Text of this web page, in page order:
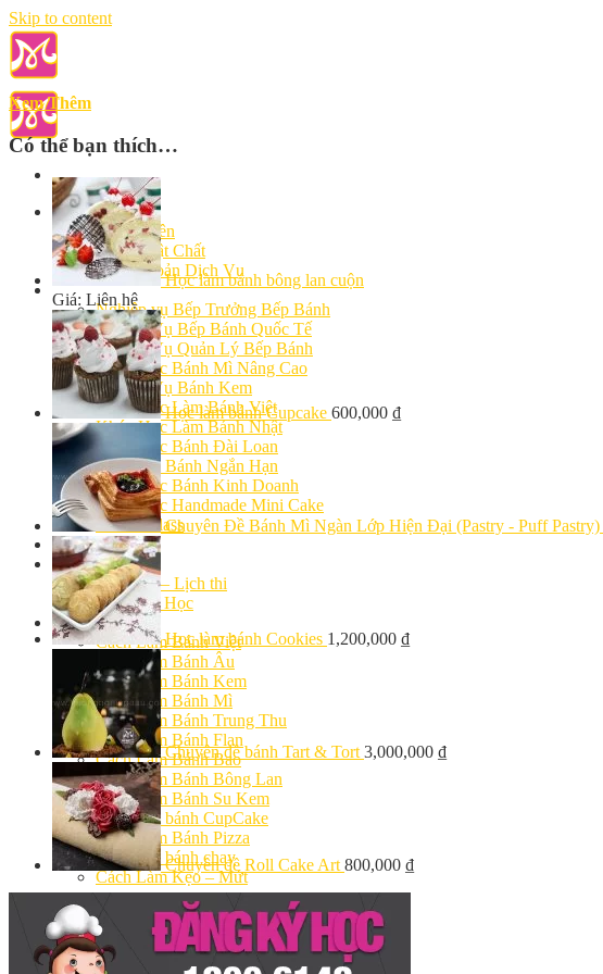
Skip to content
Giới Thiệu
Giảng Viên
Cơ Sở Vật Chất
Điều Khoản Dịch Vụ
Học Làm Bánh
Nghiệp vụ Bếp Trưởng Bếp Bánh
Nghiệp Vụ Bếp Bánh Quốc Tế
Nghiệp Vụ Quản Lý Bếp Bánh
Khóa Học Bánh Mì Nâng Cao
Nghiệp Vụ Bánh Kem
Khóa Học Làm Bánh Việt
Khóa Học Làm Bánh Nhật
Khóa Học Bánh Đài Loan
Học Làm Bánh Ngắn Hạn
Khóa Học Bánh Kinh Doanh
Khóa Học Handmade Mini Cake
Master Class
Chuyên Đề
Khai Giảng
Lịch học – Lịch thi
Đăng Ký Học
Công Thức
Cách Làm Bánh Việt
Cách Làm Bánh Âu
Cách Làm Bánh Kem
Cách Làm Bánh Mì
Cách Làm Bánh Trung Thu
Cách Làm Bánh Flan
Cách Làm Bánh Bao
Cách Làm Bánh Bông Lan
Cách Làm Bánh Su Kem
Cách làm bánh CupCake
Cách Làm Bánh Pizza
Cách làm bánh chay
Cách Làm Kẹo – Mứt
Video
Tin tức
Tin Tổng Hợp
Hướng Nghiệp Á Âu
Xem Thêm
Có thể bạn thích…
Học làm bánh bông lan cuộn
Giá: Liên hệ
Học làm bánh Cupcake 600,000 ₫
Chuyên Đề Bánh Mì Ngàn Lớp Hiện Đại (Pastry - Puff Pastry)
Học làm bánh Cookies 1,200,000 ₫
Chuyên đề bánh Tart & Tort 3,000,000 ₫
Chuyên đề Roll Cake Art 800,000 ₫